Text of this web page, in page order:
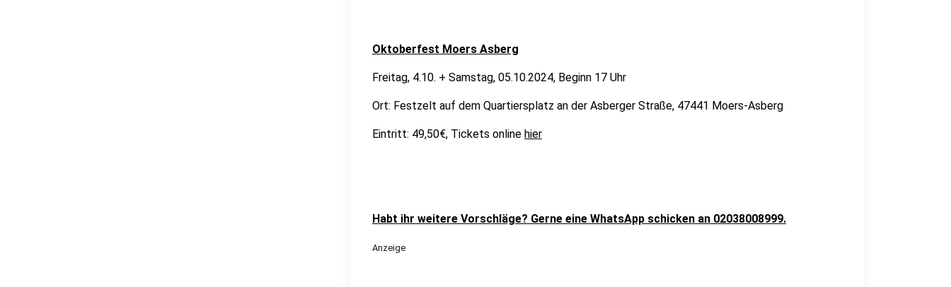
Oktoberfest Moers Asberg
Freitag, 4.10. + Samstag, 05.10.2024, Beginn 17 Uhr
Ort: Festzelt auf dem Quartiersplatz an der Asberger Straße, 47441 Moers-Asberg
Eintritt: 49,50€, Tickets online hier
Habt ihr weitere Vorschläge? Gerne eine WhatsApp schicken an 02038008999.
Anzeige